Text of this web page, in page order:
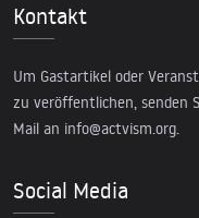
Kontakt
Um Gastartikel oder
zu veröffentlichen, senden
Mail an info@actvism.org.
Social Media